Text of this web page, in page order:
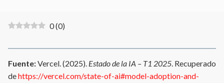
0(0)
Fuente:Vercel. (2025). Estado de la IA – T1 2025. Recuperado
dehttps://vercel.com/state-of-ai#model-adoption-and-